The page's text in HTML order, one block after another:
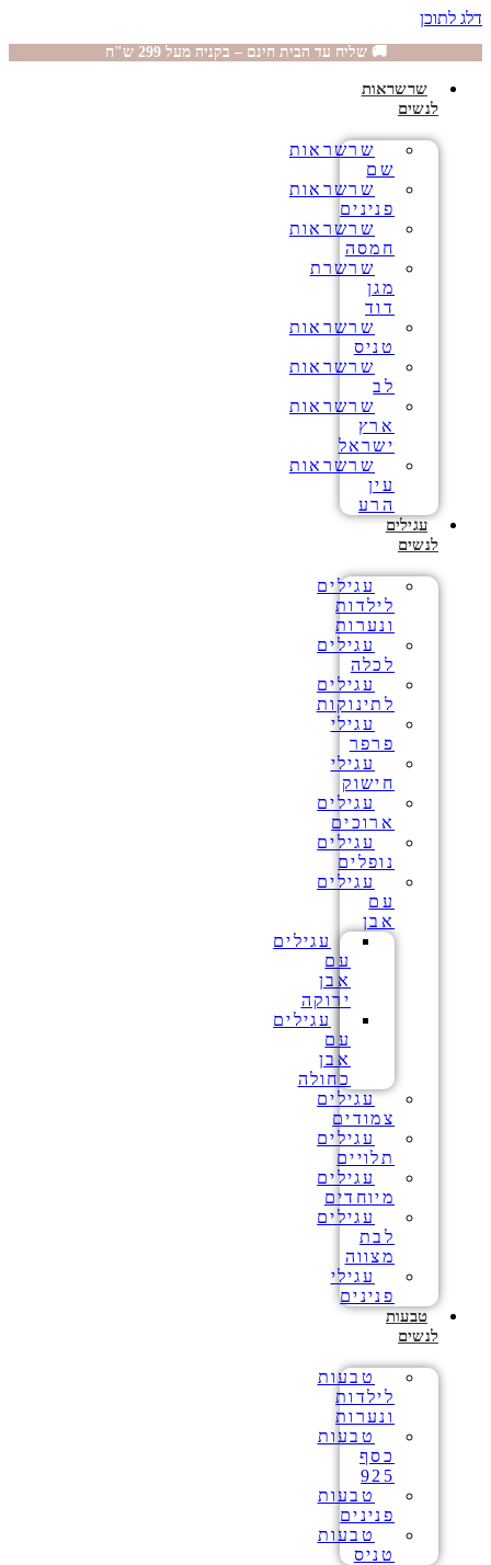
דלג לתוכן
🚚 שליח עד הבית חינם – בקניה מעל 299 ש"ח
שרשראות
לנשים
שרשראות
שם
שרשראות
פנינים
שרשראות
חמסה
שרשרת
מגן
דוד
שרשראות
טניס
שרשראות
לב
שרשראות
ארץ
ישראל
שרשראות
עין
הרע
עגילים
לנשים
עגילים
לילדות
ונערות
עגילים
לכלה
עגילים
לתינוקות
עגילי
פרפר
עגילי
חישוק
עגילים
ארוכים
עגילים
נופלים
עגילים
עם
אבן
עגילים
עם
אבן
ירוקה
עגילים
עם
אבן
כחולה
עגילים
צמודים
עגילים
תלויים
עגילים
מיוחדים
עגילים
לבת
מצווה
עגילי
פנינים
טבעות
לנשים
טבעות
לילדות
ונערות
טבעות
כסף
925
טבעות
פנינים
טבעות
טניס